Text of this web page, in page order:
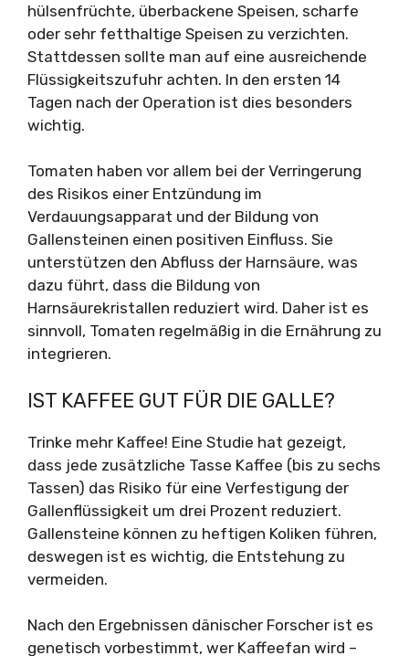
hülsenfrüchte, überbackene Speisen, scharfe
oder sehr fetthaltige Speisen zu verzichten.
Stattdessen sollte man auf eine ausreichende
Flüssigkeitszufuhr achten. In den ersten 14
Tagen nach der Operation ist dies besonders
wichtig.
Tomaten haben vor allem bei der Verringerung
des Risikos einer Entzündung im
Verdauungsapparat und der Bildung von
Gallensteinen einen positiven Einfluss. Sie
unterstützen den Abfluss der Harnsäure, was
dazu führt, dass die Bildung von
Harnsäurekristallen reduziert wird. Daher ist es
sinnvoll, Tomaten regelmäßig in die Ernährung zu
integrieren.
IST KAFFEE GUT FÜR DIE GALLE?
Trinke mehr Kaffee! Eine Studie hat gezeigt,
dass jede zusätzliche Tasse Kaffee (bis zu sechs
Tassen) das Risiko für eine Verfestigung der
Gallenflüssigkeit um drei Prozent reduziert.
Gallensteine können zu heftigen Koliken führen,
deswegen ist es wichtig, die Entstehung zu
vermeiden.
Nach den Ergebnissen dänischer Forscher ist es
genetisch vorbestimmt, wer Kaffeefan wird –